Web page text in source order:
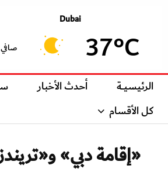
Dubai
37°C صافي
الرئيسيــة أحدث الأخبار
كل الأقسام
«إقامة دبي»